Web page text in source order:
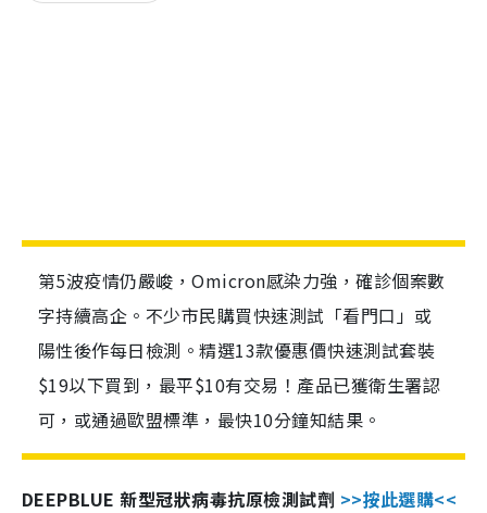
第5波疫情仍嚴峻，Omicron感染力強，確診個案數
字持續高企。不少市民購買快速測試「看門口」或
陽性後作每日檢測。精選13款優惠價快速測試套裝
$19以下買到，最平$10有交易！產品已獲衛生署認
可，或通過歐盟標準，最快10分鐘知結果。
DEEPBLUE 新型冠狀病毒抗原檢測試劑 >>按此選購<<